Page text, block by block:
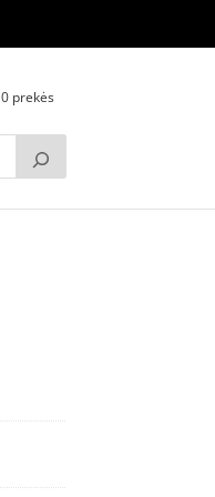
0 prekės